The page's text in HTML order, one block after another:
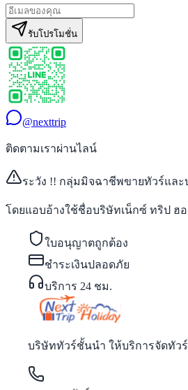
รับโปรโมชั่น
@nexttrip
ติดตามเราผ่านไลน์
ระวัง !! กลุ่มมิจฉาชีพขายทัวร์และ
โดยแอบอ้างใช้ชื่อบริษัทเน็กซ์ ทริป ฮ
ใบอนุญาตถูกต้อง
ชำระเงินปลอดภัย
บริการ 24 ชม.
บริษัททัวร์ชั้นนำ ให้บริการจัดทัว